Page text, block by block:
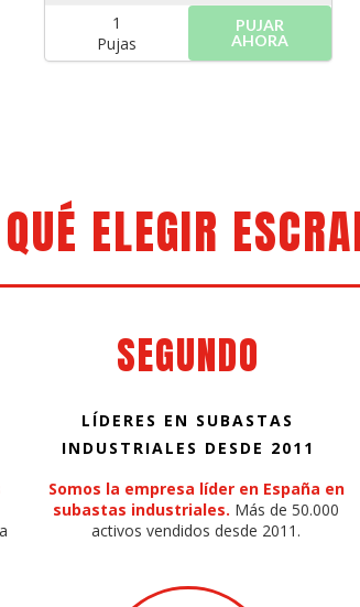
1
Pujas
PUJAR
AHORA
ELEGIR
SEGUNDO
LÍDERES EN SUBASTAS
INDUSTRIALES DESDE 2011
Somos la empresa líder en España en
subastas industriales. Más de 50.000
activos vendidos desde 2011.